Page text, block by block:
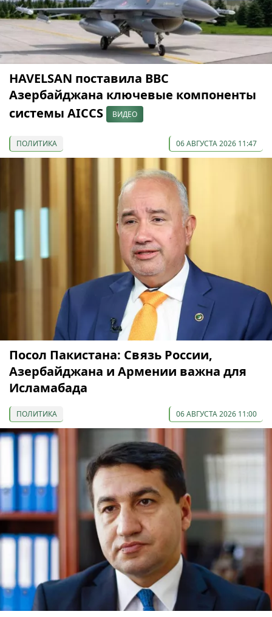
HAVELSAN поставила ВВС
Азербайджана ключевые компоненты
системы AICCS
ВИДЕО
ПОЛИТИКА 06 АВГУСТА 2026 11:47
Посол Пакистана: Связь России,
Азербайджана и Армении важна для
Исламабада
ПОЛИТИКА 06 АВГУСТА 2026 11:00